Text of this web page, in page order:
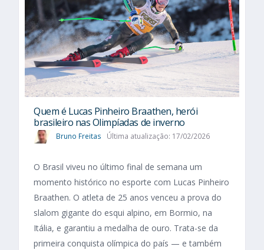
Quem é Lucas Pinheiro Braathen, herói
brasileiro nas Olimpíadas de inverno
Bruno Freitas Última atualização: 17/02/2026
O Brasil viveu no último final de semana um
momento histórico no esporte com Lucas Pinheiro
Braathen. O atleta de 25 anos venceu a prova do
slalom gigante do esqui alpino, em Bormio, na
Itália, e garantiu a medalha de ouro. Trata-se da
primeira conquista olímpica do país — e também